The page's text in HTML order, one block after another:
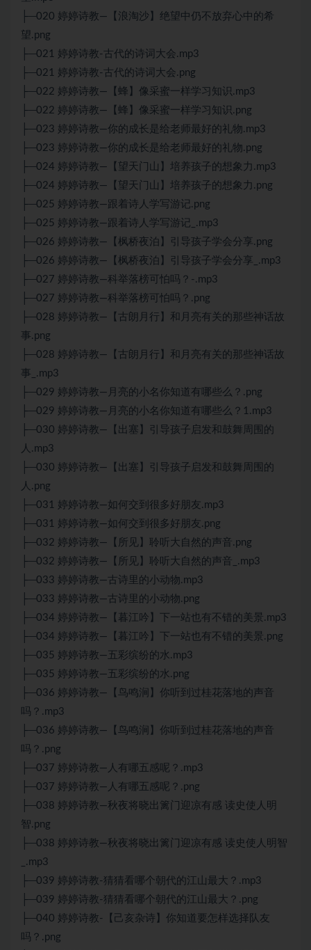
├─020 婷婷诗教—【浪淘沙】绝望中仍不放弃心中的希
望.png
├─021 婷婷诗教-古代的诗词大会.mp3
├─021 婷婷诗教-古代的诗词大会.png
├─022 婷婷诗教—【蜂】像采蜜一样学习知识.mp3
├─022 婷婷诗教—【蜂】像采蜜一样学习知识.png
├─023 婷婷诗教—你的成长是给老师最好的礼物.mp3
├─023 婷婷诗教—你的成长是给老师最好的礼物.png
├─024 婷婷诗教—【望天门山】培养孩子的想象力.mp3
├─024 婷婷诗教—【望天门山】培养孩子的想象力.png
├─025 婷婷诗教—跟着诗人学写游记.png
├─025 婷婷诗教—跟着诗人学写游记_.mp3
├─026 婷婷诗教—【枫桥夜泊】引导孩子学会分享.png
├─026 婷婷诗教—【枫桥夜泊】引导孩子学会分享_.mp3
├─027 婷婷诗教—科举落榜可怕吗？-.mp3
├─027 婷婷诗教—科举落榜可怕吗？.png
├─028 婷婷诗教—【古朗月行】和月亮有关的那些神话故
事.png
├─028 婷婷诗教—【古朗月行】和月亮有关的那些神话故
事_.mp3
├─029 婷婷诗教—月亮的小名你知道有哪些么？.png
├─029 婷婷诗教—月亮的小名你知道有哪些么？1.mp3
├─030 婷婷诗教—【出塞】引导孩子启发和鼓舞周围的
人.mp3
├─030 婷婷诗教—【出塞】引导孩子启发和鼓舞周围的
人.png
├─031 婷婷诗教—如何交到很多好朋友.mp3
├─031 婷婷诗教—如何交到很多好朋友.png
├─032 婷婷诗教—【所见】聆听大自然的声音.png
├─032 婷婷诗教—【所见】聆听大自然的声音_.mp3
├─033 婷婷诗教—古诗里的小动物.mp3
├─033 婷婷诗教—古诗里的小动物.png
├─034 婷婷诗教—【暮江吟】下一站也有不错的美景.mp3
├─034 婷婷诗教—【暮江吟】下一站也有不错的美景.png
├─035 婷婷诗教—五彩缤纷的水.mp3
├─035 婷婷诗教—五彩缤纷的水.png
├─036 婷婷诗教—【鸟鸣涧】你听到过桂花落地的声音
吗？.mp3
├─036 婷婷诗教—【鸟鸣涧】你听到过桂花落地的声音
吗？.png
├─037 婷婷诗教—人有哪五感呢？.mp3
├─037 婷婷诗教—人有哪五感呢？.png
├─038 婷婷诗教—秋夜将晓出篱门迎凉有感 读史使人明
智.png
├─038 婷婷诗教—秋夜将晓出篱门迎凉有感 读史使人明智
_.mp3
├─039 婷婷诗教-猜猜看哪个朝代的江山最大？.mp3
├─039 婷婷诗教-猜猜看哪个朝代的江山最大？.png
├─040 婷婷诗教-【己亥杂诗】你知道要怎样选择队友
吗？.png